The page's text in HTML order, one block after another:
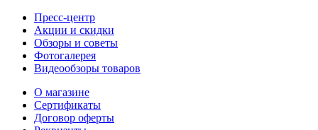
Пресс-центр
Акции и скидки
Обзоры и советы
Фотогалерея
Видеообзоры товаров
О магазине
Сертификаты
Договор оферты